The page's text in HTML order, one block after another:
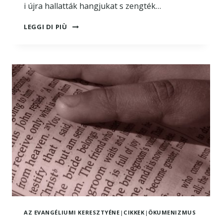
i újra hallatták hangjukat s zengték…
LEGGI DI PIÙ
ÖKUMENÉ…
AZ EVANGÉLIUMI KERESZTYÉNE | CIKKEK| ÖKUMENIZMUS